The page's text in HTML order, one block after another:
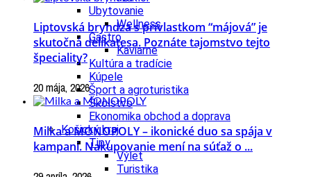
Ubytovanie
Wellness
Gastro
Kaviarne
Kultúra a tradície
Kúpele
Šport a agroturistika
Školstvo
Ekonomika obchod a doprava
Košický kraj
Tipy
Výlet
Turistika
Liptovská bryndza s prívlastkom “májová” je
skutočná delikatesa. Poznáte tajomstvo tejto
špeciality?
20 mája, 2026
Milka a MONOPOLY – ikonické duo sa spája v
kampani. Nakupovanie mení na súťaž o ...